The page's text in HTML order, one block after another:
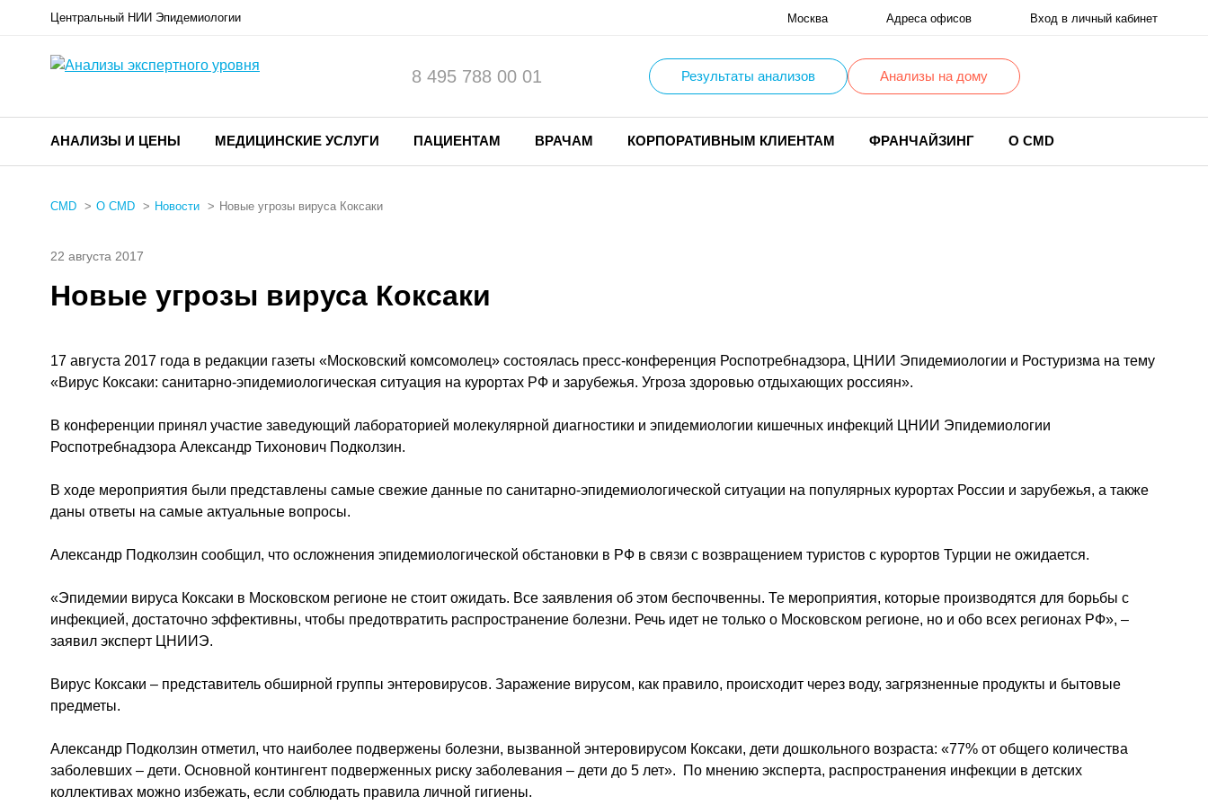
Центральный НИИ Эпидемиологии Москва Адреса офисов Вход в личный кабинет
8 495 788 00 01 Результаты анализов Анализы на дому
АНАЛИЗЫ И ЦЕНЫ МЕДИЦИНСКИЕ УСЛУГИ ПАЦИЕНТАМ ВРАЧАМ КОРПОРАТИВНЫМ КЛИЕНТАМ ФРАНЧАЙЗИНГ О CMD
CMD О CMD Новости Новые угрозы вируса Коксаки
22 августа 2017
Новые угрозы вируса Коксаки
17 августа 2017 года в редакции газеты «Московский комсомолец» состоялась пресс-конференция Роспотребнадзора, ЦНИИ Эпидемиологии и Ростуризма на тему
«Вирус Коксаки: санитарно-эпидемиологическая ситуация на курортах РФ и зарубежья. Угроза здоровью отдыхающих россиян».
В конференции принял участие заведующий лабораторией молекулярной диагностики и эпидемиологии кишечных инфекций ЦНИИ Эпидемиологии
Роспотребнадзора Александр Тихонович Подколзин.
В ходе мероприятия были представлены самые свежие данные по санитарно-эпидемиологической ситуации на популярных курортах России и зарубежья, а также
даны ответы на самые актуальные вопросы.
Александр Подколзин сообщил, что осложнения эпидемиологической обстановки в РФ в связи с возвращением туристов с курортов Турции не ожидается.
«Эпидемии вируса Коксаки в Московском регионе не стоит ожидать. Все заявления об этом беспочвенны. Те мероприятия, которые производятся для борьбы с
инфекцией, достаточно эффективны, чтобы предотвратить распространение болезни. Речь идет не только о Московском регионе, но и обо всех регионах РФ», –
заявил эксперт ЦНИИЭ.
Вирус Коксаки – представитель обширной группы энтеровирусов. Заражение вирусом, как правило, происходит через воду, загрязненные продукты и бытовые
предметы.
Александр Подколзин отметил, что наиболее подвержены болезни, вызванной энтеровирусом Коксаки, дети дошкольного возраста: «77% от общего количества
заболевших – дети. Основной контингент подверженных риску заболевания – дети до 5 лет». По мнению эксперта, распространения инфекции в детских
коллективах можно избежать, если соблюдать правила личной гигиены.